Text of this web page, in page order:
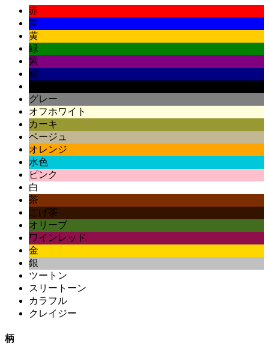
赤
青
黄
緑
紫
紺
グレー
オフホワイト
カーキ
ベージュ
オレンジ
水色
ピンク
白
茶
こげ茶
オリーブ
ワインレッド
金
銀
ツートン
スリートーン
カラフル
クレイジー
柄